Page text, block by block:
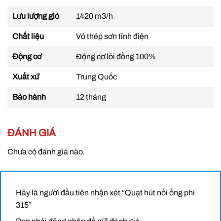
Lưu lượng: 1420 m3/h
Cột áp: 830 Pa
Lưu lượng gió 1420 m3/h
Chất liệu Vỏ thép sơn tĩnh điện
Động cơ Động cơ lõi đồng 100%
Xuất xứ Trung Quốc
Bảo hành 12 tháng
ĐÁNH GIÁ
Chưa có đánh giá nào.
Hãy là người đầu tiên nhận xét “Quạt hút nối ống phi
315”